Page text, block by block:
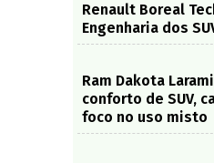
Renault Boreal
Engenharia dos
Ram Dakota
conforto de SUV,
foco no uso misto